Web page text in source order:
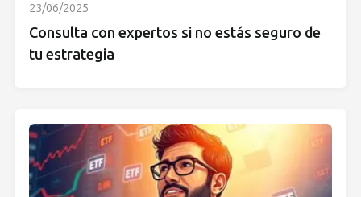
23/06/2025
Consulta con expertos si no estás seguro de
tu estrategia